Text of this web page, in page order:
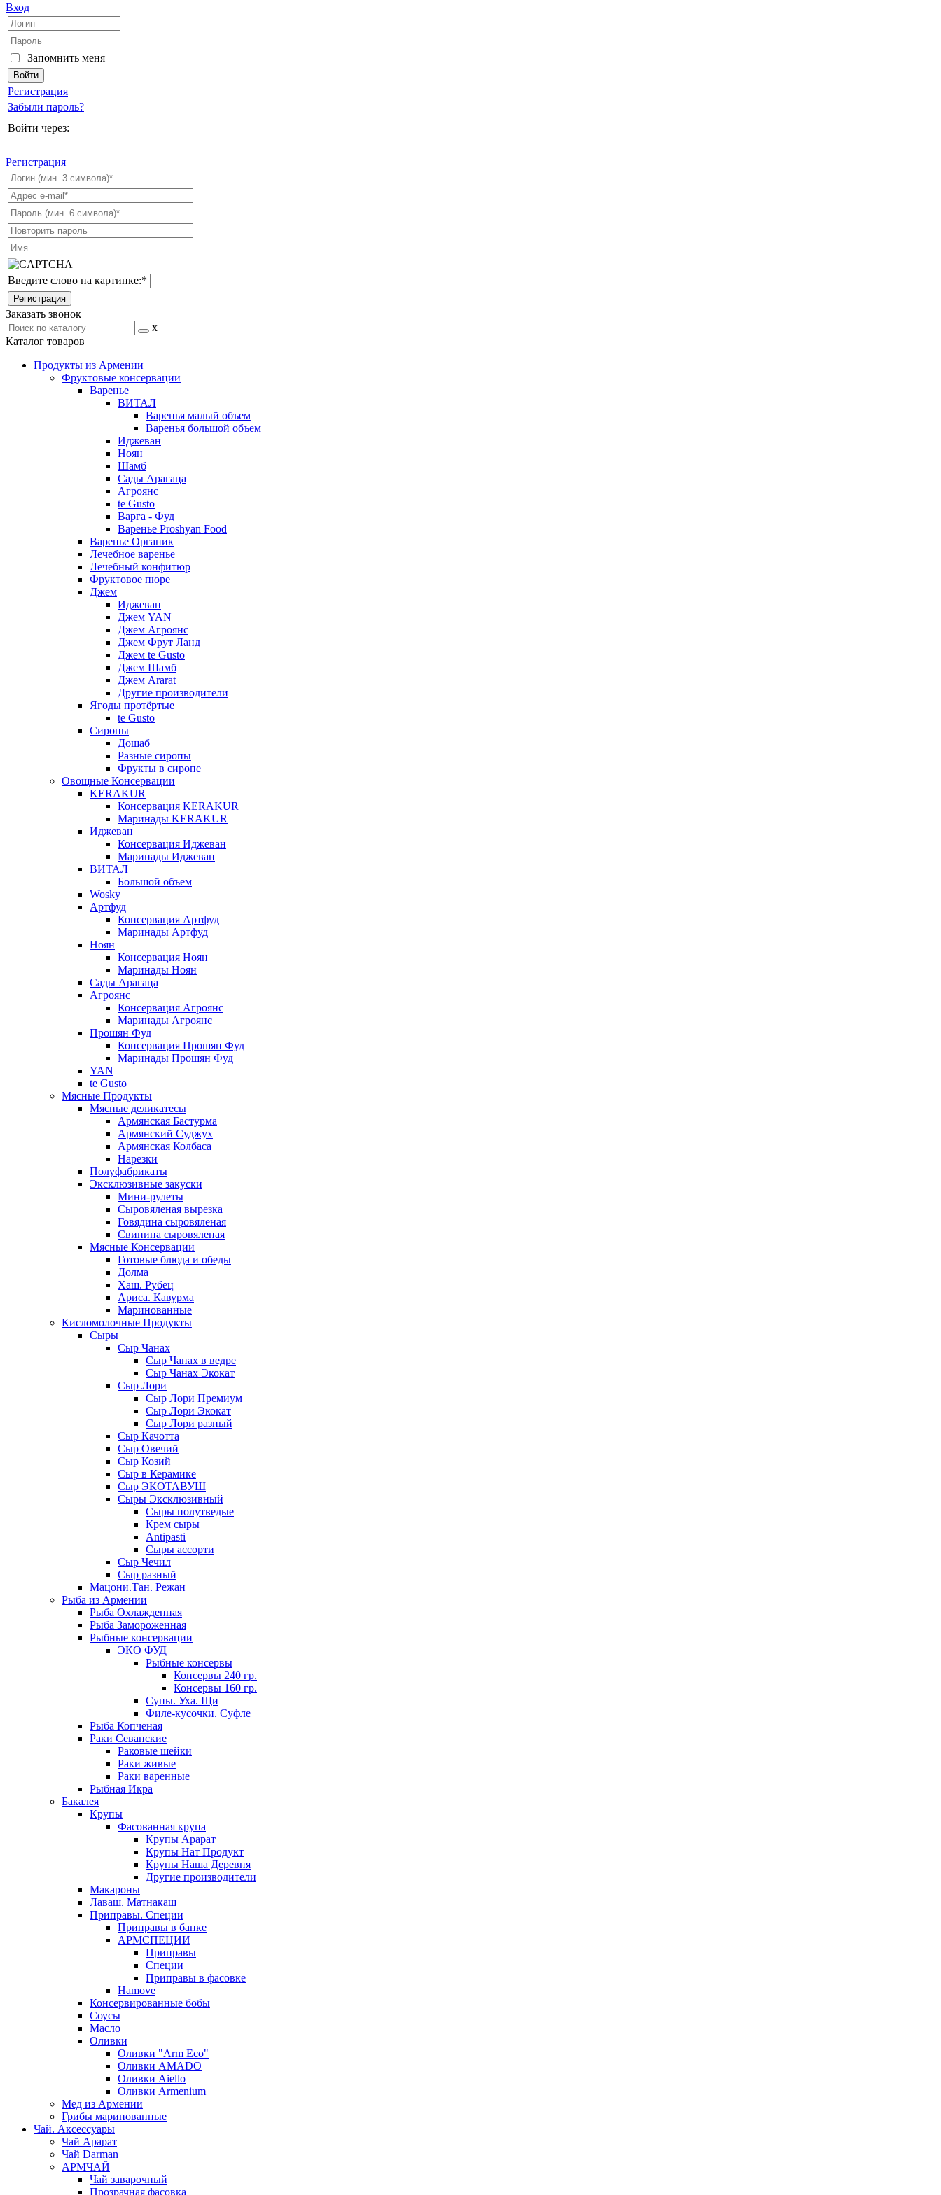
Вход
Запомнить меня
Регистрация
Забыли пароль?
Войти через:
Регистрация
Введите слово на картинке:*
Заказать звонок
x
Каталог товаров
Продукты из Армении
Фруктовые консервации
Варенье
ВИТАЛ
Варенья малый объем
Варенья большой объем
Иджеван
Ноян
Шамб
Сады Арагаца
Агроянс
te Gusto
Варга - Фуд
Варенье Proshyan Food
Варенье Органик
Лечебное варенье
Лечебный конфитюр
Фруктовое пюре
Джем
Иджеван
Джем YAN
Джем Агроянс
Джем Фрут Ланд
Джем te Gusto
Джем Шамб
Джем Ararat
Другие производители
Ягоды протёртые
te Gusto
Сиропы
Дошаб
Разные сиропы
Фрукты в сиропе
Овощные Консервации
KERAKUR
Консервация KERAKUR
Маринады KERAKUR
Иджеван
Консервация Иджеван
Маринады Иджеван
ВИТАЛ
Большой объем
Wosky
Артфуд
Консервация Артфуд
Маринады Артфуд
Ноян
Консервация Ноян
Маринады Ноян
Сады Арагаца
Агроянс
Консервация Агроянс
Маринады Агроянс
Прошян Фуд
Консервация Прошян Фуд
Маринады Прошян Фуд
YAN
te Gusto
Мясные Продукты
Мясные деликатесы
Армянская Бастурма
Армянский Суджух
Армянская Колбаса
Нарезки
Полуфабрикаты
Эксклюзивные закуски
Мини-рулеты
Сыровяленая вырезка
Говядина сыровяленая
Свинина сыровяленая
Мясные Консервации
Готовые блюда и обеды
Долма
Хаш. Рубец
Ариса. Кавурма
Маринованные
Кисломолочные Продукты
Сыры
Сыр Чанах
Сыр Чанах в ведре
Сыр Чанах Экокат
Сыр Лори
Сыр Лори Премиум
Сыр Лори Экокат
Сыр Лори разный
Сыр Качотта
Сыр Овечий
Сыр Козий
Сыр в Керамике
Сыр ЭКОТАВУШ
Сыры Эксклюзивный
Сыры полутведые
Крем сыры
Antipasti
Сыры ассорти
Сыр Чечил
Сыр разный
Мацони.Тан. Режан
Рыба из Армении
Рыба Охлажденная
Рыба Замороженная
Рыбные консервации
ЭКО ФУД
Рыбные консервы
Консервы 240 гр.
Консервы 160 гр.
Супы. Уха. Щи
Филе-кусочки. Суфле
Рыба Копченая
Раки Севанские
Раковые шейки
Раки живые
Раки варенные
Рыбная Икра
Бакалея
Крупы
Фасованная крупа
Крупы Арарат
Крупы Нат Продукт
Крупы Наша Деревня
Другие производители
Макароны
Лаваш. Матнакаш
Приправы. Специи
Приправы в банке
АРМСПЕЦИИ
Приправы
Специи
Приправы в фасовке
Hamove
Консервированные бобы
Соусы
Масло
Оливки
Оливки "Arm Eco"
Оливки AMADO
Оливки Aiello
Оливки Armenium
Мед из Армении
Грибы маринованные
Чай. Аксессуары
Чай Арарат
Чай Darman
АРМЧАЙ
Чай заварочный
Прозрачная фасовка